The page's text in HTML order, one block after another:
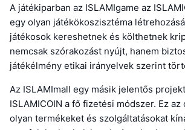
A játékiparban az ISLAMIgame az
egy olyan játékökoszisztéma
játékosok kereshetnek és költhetnek
nemcsak szórakozást nyújt, hanem
játékélmény etikai irányelvek szerint
Az ISLAMImall egy másik jelentős
ISLAMICOIN a fő fizetési módszer. Ez
olyan termékeket és szolgáltatásokat